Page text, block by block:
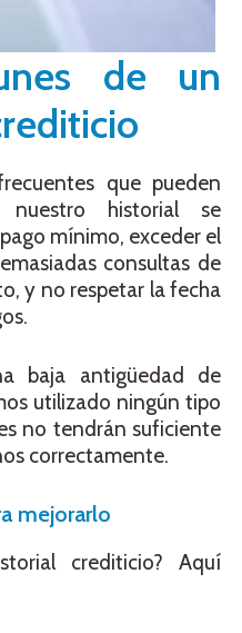
de un
que pueden
nuestro historial se
mínimo, exceder el
consultas de
y no respetar la fecha
baja antigüedad de
utilizado ningún tipo
no tendrán suficiente
correctamente.
mejorarlo
crediticio? Aquí